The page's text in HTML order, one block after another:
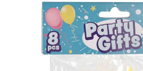
Art. nr. 039401
Op voorraad
1,49 Verpakt per 8 stuks